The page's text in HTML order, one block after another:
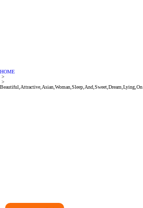
HOME
>
>
Beautiful,Attractive,Asian,Woman,Sleep,And,Sweet,Dream,Lying,On